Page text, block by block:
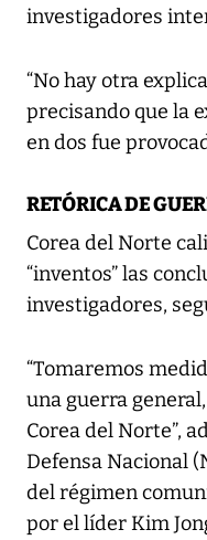
investigadores
“No hay otra
precisando que la
en dos fue
RETÓRICA DE
Corea del Norte
“inventos” las
investigadores,
“Tomaremos
una guerra
Corea del Norte”,
Defensa Nacional
del régimen
por el líder Kim